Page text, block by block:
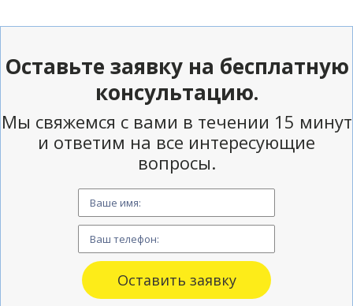
Оставьте заявку на бесплатную
консультацию.
Мы свяжемся с вами в течении 15 минут
и ответим на все интересующие
вопросы.